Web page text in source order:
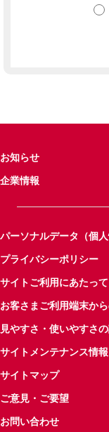
お知らせ
企業情報
パーソナルデータ（個
プライバシーポリシー
サイトご利用にあたって
お客さまご利用端末か
見やすさ・使いやすさ
サイトメンテナンス情報
サイトマップ
ご意見・ご要望
お問い合わせ